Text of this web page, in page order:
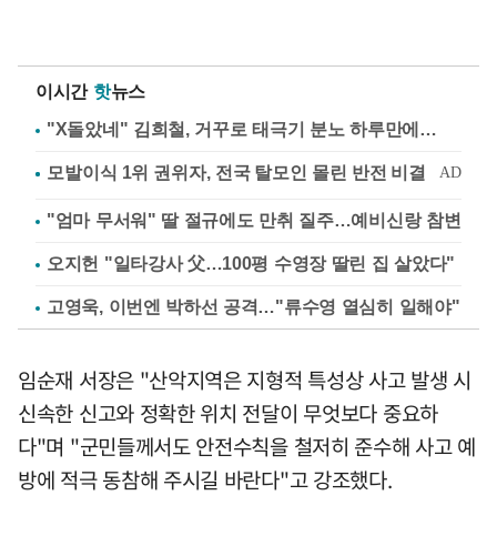
이시간 핫뉴스
"X돌았네" 김희철, 거꾸로 태극기 분노 하루만에…
"엄마 무서워" 딸 절규에도 만취 질주…예비신랑 참변
오지헌 "일타강사 父…100평 수영장 딸린 집 살았다"
고영욱, 이번엔 박하선 공격…"류수영 열심히 일해야"
임순재 서장은 "산악지역은 지형적 특성상 사고 발생 시
신속한 신고와 정확한 위치 전달이 무엇보다 중요하
다"며 "군민들께서도 안전수칙을 철저히 준수해 사고 예
방에 적극 동참해 주시길 바란다"고 강조했다.